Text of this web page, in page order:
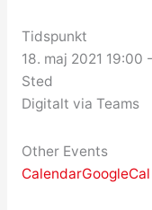
Tidspunkt
18. maj 2021 19:00 -
Sted
Digitalt via Teams
Other Events
CalendarGoogleCal